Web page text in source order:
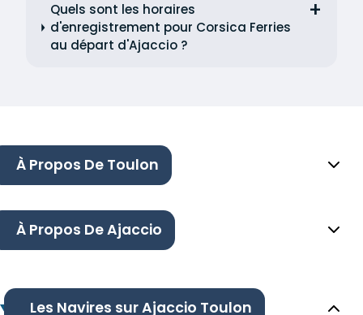
Quels sont les horaires
d'enregistrement pour Corsica Ferries
au départ d'Ajaccio ?
À Propos De Toulon
À Propos De Ajaccio
Les Navires sur Ajaccio Toulon